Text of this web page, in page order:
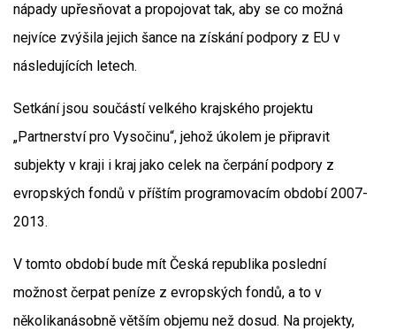
nápady upřesňovat a propojovat tak, aby se co možná
nejvíce zvýšila jejich šance na získání podpory z EU v
následujících letech.
Setkání jsou součástí velkého krajského projektu
„Partnerství pro Vysočinu“, jehož úkolem je připravit
subjekty v kraji i kraj jako celek na čerpání podpory z
evropských fondů v příštím programovacím období 2007-
2013.
V tomto období bude mít Česká republika poslední
možnost čerpat peníze z evropských fondů, a to v
několikanásobně větším objemu než dosud. Na projekty,